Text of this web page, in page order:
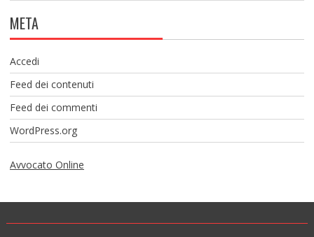
META
Accedi
Feed dei contenuti
Feed dei commenti
WordPress.org
Avvocato Online